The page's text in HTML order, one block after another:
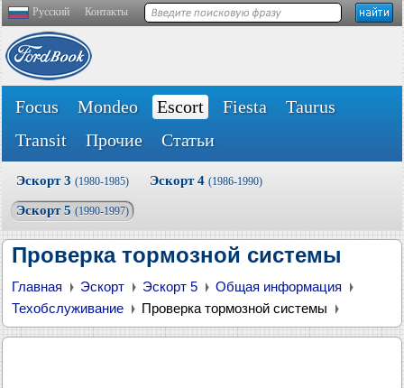
Русский Контакты
Focus Mondeo Escort Fiesta
Taurus
Transit
Прочие Статьи
Эскорт 3 (1980-1985) Эскорт 4 (1986-1990)
Эскорт 5 (1990-1997)
Проверка тормозной системы
Главная Эскорт Эскорт 5
Общая информация
Техобслуживание
Проверка тормозной системы